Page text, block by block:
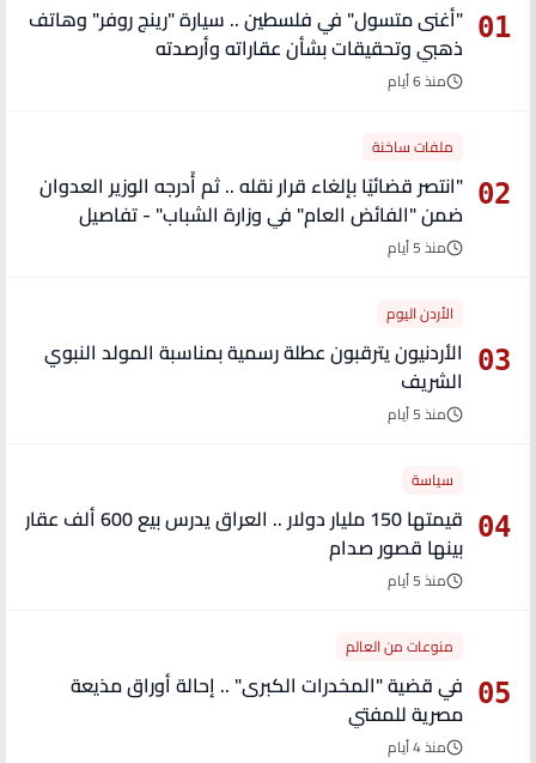
01
"أغنى متسول" في فلسطين .. سيارة "رينج روفر" وهاتف
ذهبي وتحقيقات بشأن عقاراته وأرصدته
منذ 6 أيام
02
ملفات ساخنة
"انتصر قضائيًا بإلغاء قرار نقله .. ثم أُدرجه الوزير العدوان
ضمن "الفائض العام" في وزارة الشباب" - تفاصيل
منذ 5 أيام
03
الأردن اليوم
الأردنيون يترقبون عطلة رسمية بمناسبة المولد النبوي
الشريف
منذ 5 أيام
04
سياسة
قيمتها 150 مليار دولار .. العراق يدرس بيع 600 ألف عقار
بينها قصور صدام
منذ 5 أيام
05
منوعات من العالم
في قضية "المخدرات الكبرى" .. إحالة أوراق مذيعة
مصرية للمفتي
منذ 4 أيام